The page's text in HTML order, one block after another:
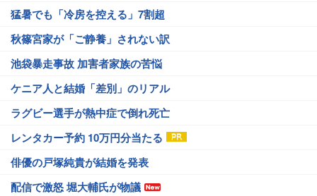
猛暑でも「冷房を控える」7割超
秋篠宮家が「ご静養」されない訳
池袋暴走事故 加害者家族の苦悩
ケニア人と結婚「差別」のリアル
ラグビー選手が熱中症で倒れ死亡
レンタカー予約 10万円分当たる
俳優の戸塚純貴が結婚を発表
配信で激怒 堀大輔氏が物議